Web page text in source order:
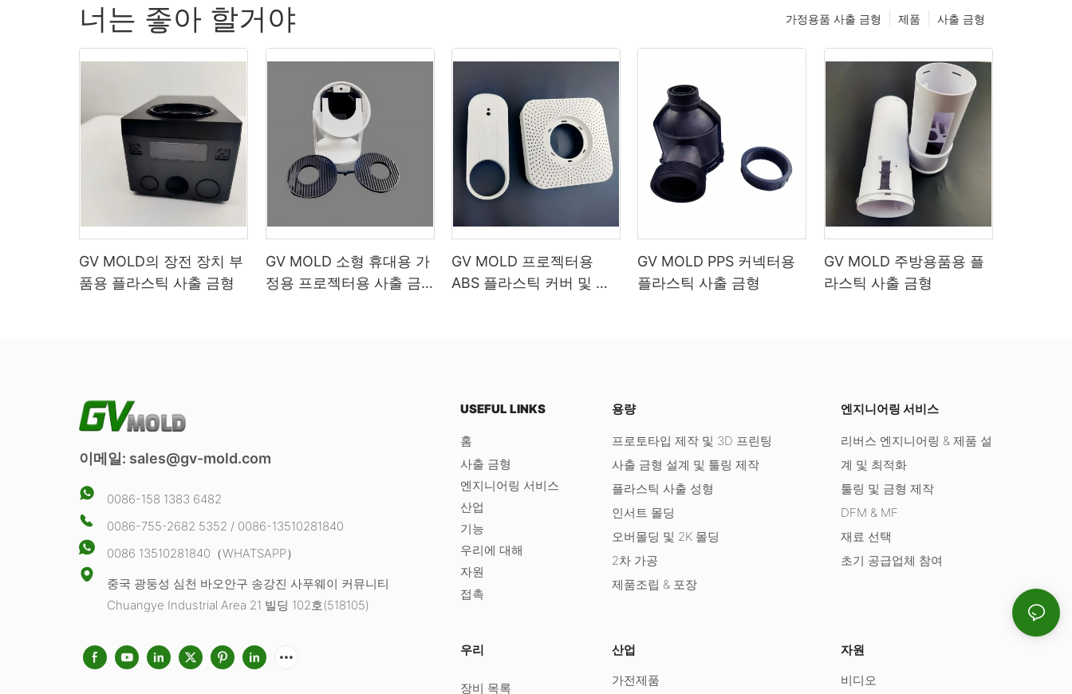
너는 좋아 할거야 사출 금형
제품
가정용품 사출 금형
GV MOLD의 장전 장치 부
품용 플라스틱 사출 금형
GV MOLD 소형 휴대용 가
정용 프로젝터용 사출 금
GV MOLD 프로젝터용
ABS 플라스틱 커버 및 키
GV MOLD PPS 커넥터용
플라스틱 사출 금형
GV MOLD 주방용품용 플
라스틱 사출 금형
이메일: sales@gv-mold.com
0086-158 1383 6482
0086-755-2682 5352 / 0086-13510281840
0086 13510281840（WHATSAPP）
중국 광둥성 심천 바오안구 송강진 사푸웨이 커뮤니티
Chuangye Industrial Area 21 빌딩 102호(518105)
USEFUL LINKS
홈
사출 금형
엔지니어링 서비스
산업
기능
우리에 대해
자원
접촉
용량
프로토타입 제작 및 3D 프린팅
사출 금형 설계 및 툴링 제작
플라스틱 사출 성형
인서트 몰딩
오버몰딩 및 2K 몰딩
2차 가공
제품조립 & 포장
엔지니어링 서비스
리버스 엔지니어링 & 제품 설
계 및 최적화
툴링 및 금형 제작
DFM & MF
재료 선택
초기 공급업체 참여
우리
장비 목록
산업
가전제품
자원
비디오